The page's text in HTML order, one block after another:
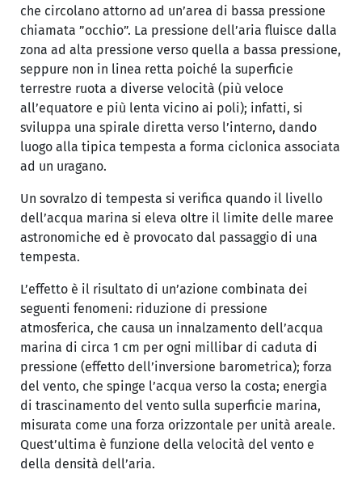
che circolano attorno ad un’area di bassa pressione
chiamata ”occhio”. La pressione dell’aria fluisce dalla
zona ad alta pressione verso quella a bassa pressione,
seppure non in linea retta poiché la superficie
terrestre ruota a diverse velocità (più veloce
all’equatore e più lenta vicino ai poli); infatti, si
sviluppa una spirale diretta verso l’interno, dando
luogo alla tipica tempesta a forma ciclonica associata
ad un uragano.
Un sovralzo di tempesta si verifica quando il livello
dell’acqua marina si eleva oltre il limite delle maree
astronomiche ed è provocato dal passaggio di una
tempesta.
L’effetto è il risultato di un’azione combinata dei
seguenti fenomeni: riduzione di pressione
atmosferica, che causa un innalzamento dell’acqua
marina di circa 1 cm per ogni millibar di caduta di
pressione (effetto dell’inversione barometrica); forza
del vento, che spinge l’acqua verso la costa; energia
di trascinamento del vento sulla superficie marina,
misurata come una forza orizzontale per unità areale.
Quest’ultima è funzione della velocità del vento e
della densità dell’aria.